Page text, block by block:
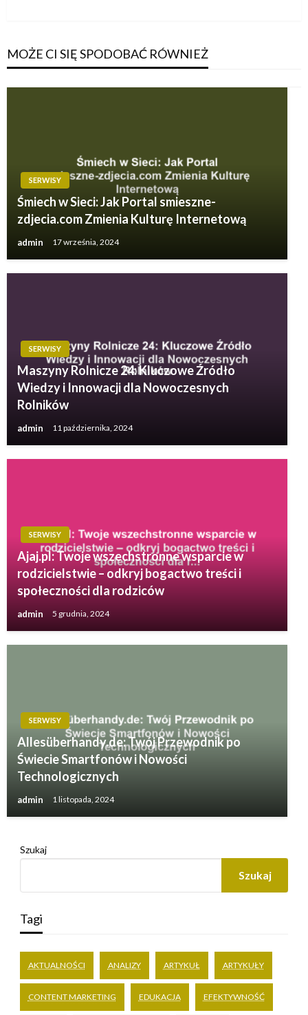
MOŻE CI SIĘ SPODOBAĆ RÓWNIEŻ
SERWISY
Śmiech w Sieci: Jak Portal smieszne-
zdjecia.com Zmienia Kulturę Internetową
admin 17 września, 2024
SERWISY
Maszyny Rolnicze 24: Kluczowe Źródło
Wiedzy i Innowacji dla Nowoczesnych
Rolników
admin 11 października, 2024
SERWISY
Ajaj.pl: Twoje wszechstronne wsparcie w
rodzicielstwie – odkryj bogactwo treści i
społeczności dla rodziców
admin 5 grudnia, 2024
SERWISY
Allesüberhandy.de: Twój Przewodnik po
Świecie Smartfonów i Nowości
Technologicznych
admin 1 listopada, 2024
Szukaj
Szukaj
Tagi
AKTUALNOŚCI ANALIZY ARTYKUŁ ARTYKUŁY
CONTENT MARKETING EDUKACJA EFEKTYWNOŚĆ